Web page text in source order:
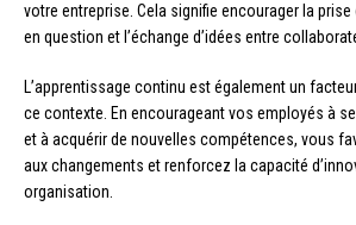
votre entreprise. Cela signifie encourager la prise
en question et l’échange d’idées entre
L’apprentissage continu est également un
ce contexte. En encourageant vos employés à
et à acquérir de nouvelles compétences, vous
aux changements et renforcez la capacité
organisation.